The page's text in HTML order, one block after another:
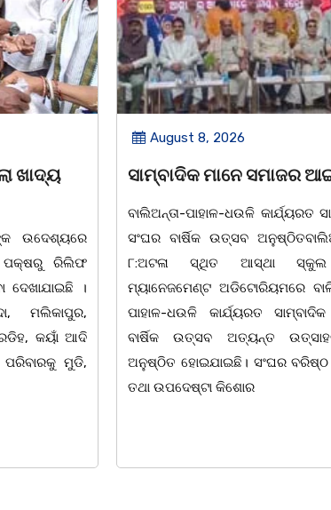
ଆଇନା
ସାମ୍ବାଦିକ
ସ୍କୁଲ ଅଫ
ବାଲିଅନ୍ତା-
ସଂଘର
ସହ
ବରିଷ୍ଠ ସଦସ୍ୟ
August 7, 2026
ସମାଜସେବୀ ଗୋଲାପ ଦାସଙ୍କ
ଚିଲିକା, ୭। ୮:ଚିଲିକା ବ୍ଲକ
ପଞ୍ଚାୟତ କୁମାଣ୍ଡାଳ ଗ୍ରାମ ନିବାସୀ
ଦାସଙ୍କ ପତ୍ନୀ ତଥା ଚିଲିକା
ପରିଷଦର ସମ୍ପାଦକ ପ୍ରମୋଦ କୁମାର
ମା' ଗୋଲାପ ଦାସ (୮୫)ଙ୍କ
ଶ୍ରଦ୍ଧାଞ୍ଚଳୀ ସଭା ଅନୁଷ୍ଠିତ ହୋଇଥିଲା